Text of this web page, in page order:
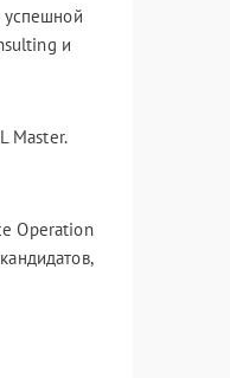
успешной
и
Master.
Operation